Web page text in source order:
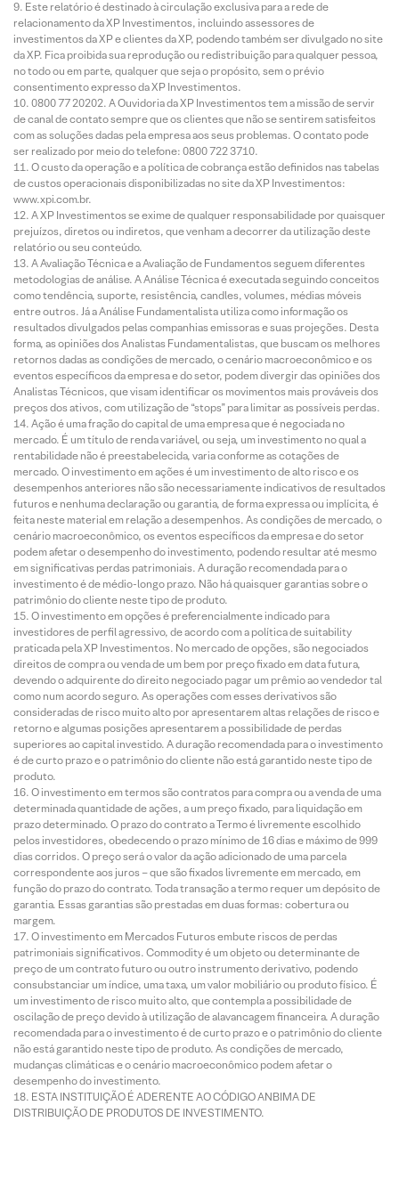
Este relatório é destinado à circulação exclusiva para a rede de
relacionamento da XP Investimentos, incluindo assessores de
investimentos da XP e clientes da XP, podendo também ser divulgado no site
da XP. Fica proibida sua reprodução ou redistribuição para qualquer pessoa,
no todo ou em parte, qualquer que seja o propósito, sem o prévio
consentimento expresso da XP Investimentos.
0800 77 20202. A Ouvidoria da XP Investimentos tem a missão de servir
de canal de contato sempre que os clientes que não se sentirem satisfeitos
com as soluções dadas pela empresa aos seus problemas. O contato pode
ser realizado por meio do telefone: 0800 722 3710.
O custo da operação e a política de cobrança estão definidos nas tabelas
de custos operacionais disponibilizadas no site da XP Investimentos:
www.xpi.com.br.
A XP Investimentos se exime de qualquer responsabilidade por quaisquer
prejuízos, diretos ou indiretos, que venham a decorrer da utilização deste
relatório ou seu conteúdo.
A Avaliação Técnica e a Avaliação de Fundamentos seguem diferentes
metodologias de análise. A Análise Técnica é executada seguindo conceitos
como tendência, suporte, resistência, candles, volumes, médias móveis
entre outros. Já a Análise Fundamentalista utiliza como informação os
resultados divulgados pelas companhias emissoras e suas projeções. Desta
forma, as opiniões dos Analistas Fundamentalistas, que buscam os melhores
retornos dadas as condições de mercado, o cenário macroeconômico e os
eventos específicos da empresa e do setor, podem divergir das opiniões dos
Analistas Técnicos, que visam identificar os movimentos mais prováveis dos
preços dos ativos, com utilização de “stops” para limitar as possíveis perdas.
Ação é uma fração do capital de uma empresa que é negociada no
mercado. É um título de renda variável, ou seja, um investimento no qual a
rentabilidade não é preestabelecida, varia conforme as cotações de
mercado. O investimento em ações é um investimento de alto risco e os
desempenhos anteriores não são necessariamente indicativos de resultados
futuros e nenhuma declaração ou garantia, de forma expressa ou implícita, é
feita neste material em relação a desempenhos. As condições de mercado, o
cenário macroeconômico, os eventos específicos da empresa e do setor
podem afetar o desempenho do investimento, podendo resultar até mesmo
em significativas perdas patrimoniais. A duração recomendada para o
investimento é de médio-longo prazo. Não há quaisquer garantias sobre o
patrimônio do cliente neste tipo de produto.
O investimento em opções é preferencialmente indicado para
investidores de perfil agressivo, de acordo com a política de suitability
praticada pela XP Investimentos. No mercado de opções, são negociados
direitos de compra ou venda de um bem por preço fixado em data futura,
devendo o adquirente do direito negociado pagar um prêmio ao vendedor tal
como num acordo seguro. As operações com esses derivativos são
consideradas de risco muito alto por apresentarem altas relações de risco e
retorno e algumas posições apresentarem a possibilidade de perdas
superiores ao capital investido. A duração recomendada para o investimento
é de curto prazo e o patrimônio do cliente não está garantido neste tipo de
produto.
O investimento em termos são contratos para compra ou a venda de uma
determinada quantidade de ações, a um preço fixado, para liquidação em
prazo determinado. O prazo do contrato a Termo é livremente escolhido
pelos investidores, obedecendo o prazo mínimo de 16 dias e máximo de 999
dias corridos. O preço será o valor da ação adicionado de uma parcela
correspondente aos juros – que são fixados livremente em mercado, em
função do prazo do contrato. Toda transação a termo requer um depósito de
garantia. Essas garantias são prestadas em duas formas: cobertura ou
margem.
O investimento em Mercados Futuros embute riscos de perdas
patrimoniais significativos. Commodity é um objeto ou determinante de
preço de um contrato futuro ou outro instrumento derivativo, podendo
consubstanciar um índice, uma taxa, um valor mobiliário ou produto físico. É
um investimento de risco muito alto, que contempla a possibilidade de
oscilação de preço devido à utilização de alavancagem financeira. A duração
recomendada para o investimento é de curto prazo e o patrimônio do cliente
não está garantido neste tipo de produto. As condições de mercado,
mudanças climáticas e o cenário macroeconômico podem afetar o
desempenho do investimento.
ESTA INSTITUIÇÃO É ADERENTE AO CÓDIGO ANBIMA DE
DISTRIBUIÇÃO DE PRODUTOS DE INVESTIMENTO.